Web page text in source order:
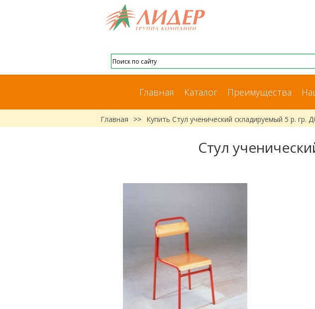
Главная Каталог Преимущества
Главная >> Купить Стул ученический складируемый 5 р. гр.
Стул